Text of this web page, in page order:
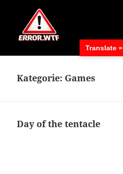
Kategorie: Games
Day of the tentacle
Translate »